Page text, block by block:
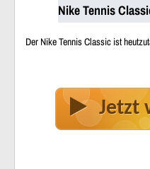
Nike Tennis
Der Nike Tennis Classic ist
Jetzt